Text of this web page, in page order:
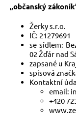
„občanský
Žerky s.r.o.
IČ: 21279691
se sídlem:
02 Žďár nad
zapsané u
spisová
Kontaktní
email:
+420